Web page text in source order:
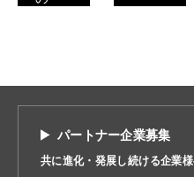
ス
パートナー企業募集
共に進化・発展し続ける企業